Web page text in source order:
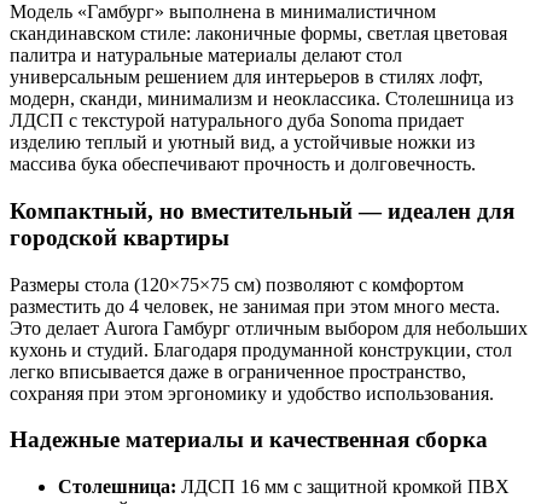
Модель «Гамбург» выполнена в минималистичном
скандинавском стиле: лаконичные формы, светлая цветовая
палитра и натуральные материалы делают стол
универсальным решением для интерьеров в стилях лофт,
модерн, сканди, минимализм и неоклассика. Столешница из
ЛДСП с текстурой натурального дуба Sonoma придает
изделию теплый и уютный вид, а устойчивые ножки из
массива бука обеспечивают прочность и долговечность.
Компактный, но вместительный — идеален для
городской квартиры
Размеры стола (120×75×75 см) позволяют с комфортом
разместить до 4 человек, не занимая при этом много места.
Это делает Aurora Гамбург отличным выбором для небольших
кухонь и студий. Благодаря продуманной конструкции, стол
легко вписывается даже в ограниченное пространство,
сохраняя при этом эргономику и удобство использования.
Надежные материалы и качественная сборка
Столешница: ЛДСП 16 мм с защитной кромкой ПВХ